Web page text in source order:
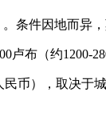
条件因地而异
卢布（约1200-
币），取决于城